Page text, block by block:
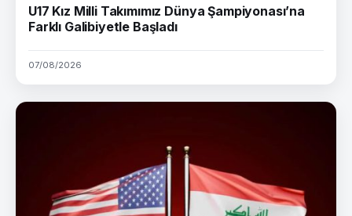
U17 Kız Milli Takımımız Dünya Şampiyonası’na
Farklı Galibiyetle Başladı
07/08/2026